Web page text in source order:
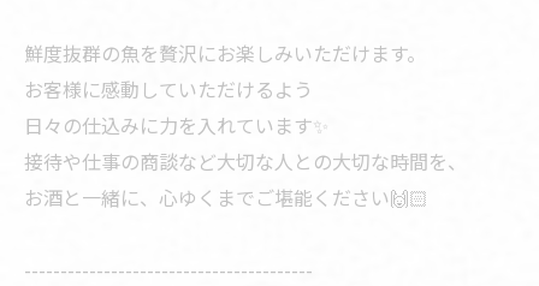
鮮度抜群の魚を贅沢にお楽しみいただけます。
お客様に感動していただけるよう
日々の仕込みに力を入れています✨️
接待や仕事の商談など大切な人との大切な時間を、
お酒と一緒に、心ゆくまでご堪能ください🙌🏻
----------------------------------------